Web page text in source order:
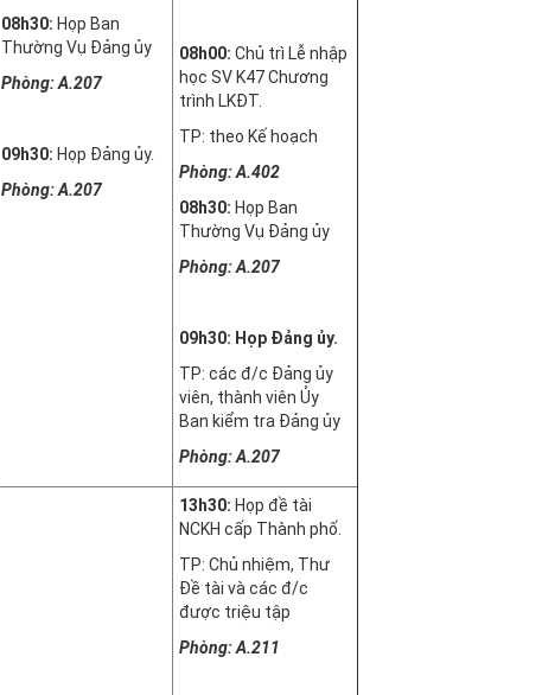
08h30: Họp Ban
Thường Vụ Đảng ủy
Phòng: A.207
09h30: Họp Đảng ủy.
Phòng: A.207
08h00: Chủ trì Lễ nhập
học SV K47 Chương
trình LKĐT.
TP: theo Kế hoạch
Phòng: A.402
08h30: Họp Ban
Thường Vụ Đảng ủy
Phòng: A.207
09h30: Họp Đảng ủy.
TP: các đ/c Đảng ủy
viên, thành viên Ủy
Ban kiểm tra Đảng ủy
Phòng: A.207
13h30: Họp đề tài
NCKH cấp Thành phố.
TP: Chủ nhiệm, Thư
Đề tài và các đ/c
được triệu tập
Phòng: A.211